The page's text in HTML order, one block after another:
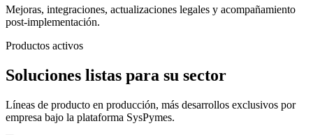
Mejoras, integraciones, actualizaciones legales y acompañamiento
post-implementación.
Productos activos
Soluciones listas para su sector
Líneas de producto en producción, más desarrollos exclusivos por
empresa bajo la plataforma SysPymes.